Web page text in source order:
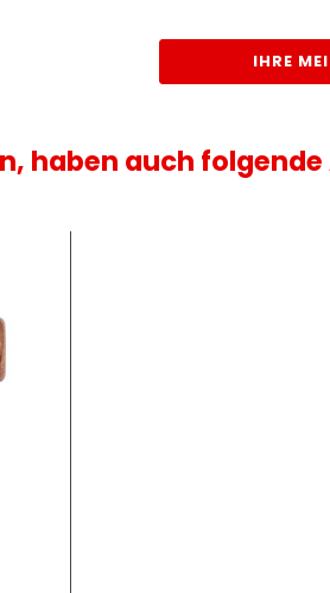
IHRE
haben auch